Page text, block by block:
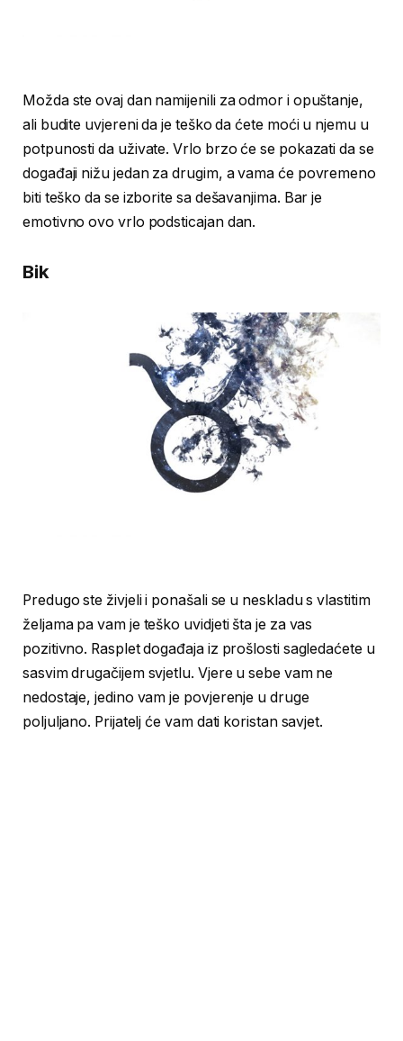
Možda ste ovaj dan namijenili za odmor i opuštanje,
ali budite uvjereni da je teško da ćete moći u njemu u
potpunosti da uživate. Vrlo brzo će se pokazati da se
događaji nižu jedan za drugim, a vama će povremeno
biti teško da se izborite sa dešavanjima. Bar je
emotivno ovo vrlo podsticajan dan.
Bik
Predugo ste živjeli i ponašali se u neskladu s vlastitim
željama pa vam je teško uvidjeti šta je za vas
pozitivno. Rasplet događaja iz prošlosti sagledaćete u
sasvim drugačijem svjetlu. Vjere u sebe vam ne
nedostaje, jedino vam je povjerenje u druge
poljuljano. Prijatelj će vam dati koristan savjet.